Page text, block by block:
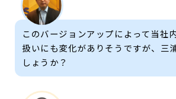
このバージョンアップによって当社
扱いにも変化がありそうですが、三
しょうか？